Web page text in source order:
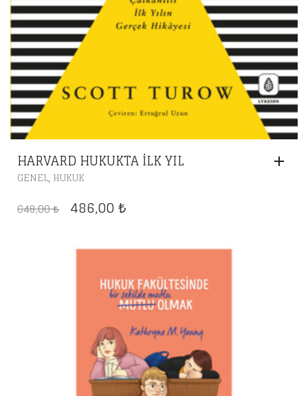
HARVARD HUKUKTA İLK YIL
GENEL, HUKUK
648,00₺ ORIJINAL
648,00 ₺.
486,00 ₺ŞU
FIYAT: